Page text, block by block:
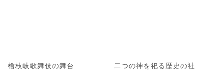
檜枝岐歌舞伎の舞台 二つの神を祀る歴史の社